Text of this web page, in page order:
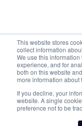
This website stores
collect information
We use this
experience, and for
both on this website
more information about
If you decline, your
website. A single
preference not to be